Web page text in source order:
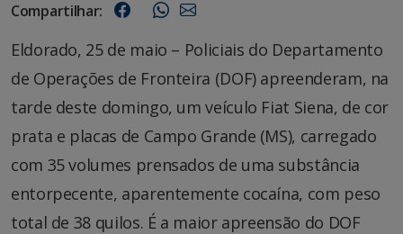
Compartilhar:
Eldorado, 25 de maio – Policiais do Departamento
de Operações de Fronteira (DOF) apreenderam, na
tarde deste domingo, um veículo Fiat Siena, de cor
prata e placas de Campo Grande (MS), carregado
com 35 volumes prensados de uma substância
entorpecente, aparentemente cocaína, com peso
total de 38 quilos. É a maior apreensão do DOF